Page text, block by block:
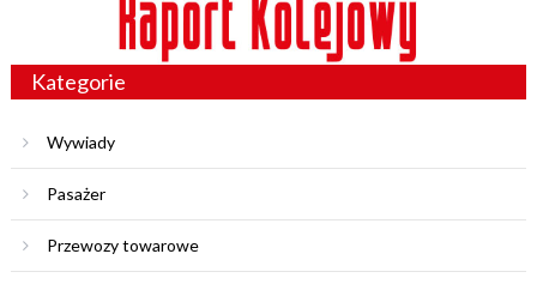
Kategorie
Wywiady
Pasażer
Przewozy towarowe